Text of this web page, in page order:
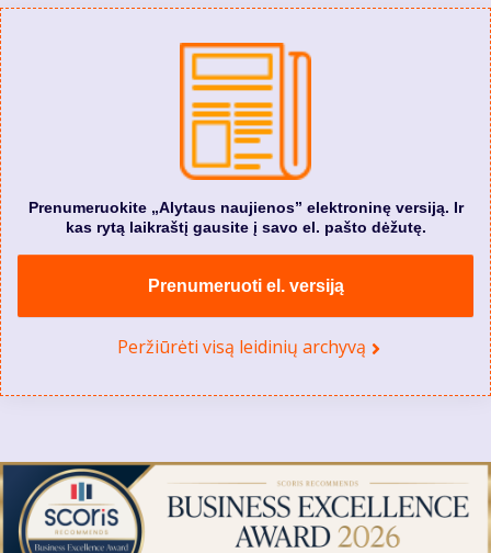
Prenumeruokite „Alytaus naujienos” elektroninę versiją. Ir
kas rytą laikraštį gausite į savo el. pašto dėžutę.
Prenumeruoti el. versiją
Peržiūrėti visą leidinių archyvą